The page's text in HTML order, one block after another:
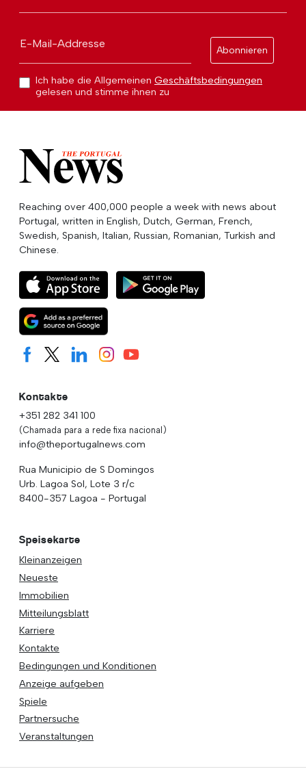
E-Mail-Addresse
Abonnieren
Ich habe die Allgemeinen Geschäftsbedingungen
gelesen und stimme ihnen zu
Reaching over 400,000 people a week with news about
Portugal, written in English, Dutch, German, French,
Swedish, Spanish, Italian, Russian, Romanian, Turkish and
Chinese.
Kontakte
+351 282 341 100
(Chamada para a rede fixa nacional)
info@theportugalnews.com
Rua Municipio de S Domingos
Urb. Lagoa Sol, Lote 3 r/c
8400-357 Lagoa - Portugal
Speisekarte
Kleinanzeigen
Neueste
Immobilien
Mitteilungsblatt
Karriere
Kontakte
Bedingungen und Konditionen
Anzeige aufgeben
Spiele
Partnersuche
Veranstaltungen